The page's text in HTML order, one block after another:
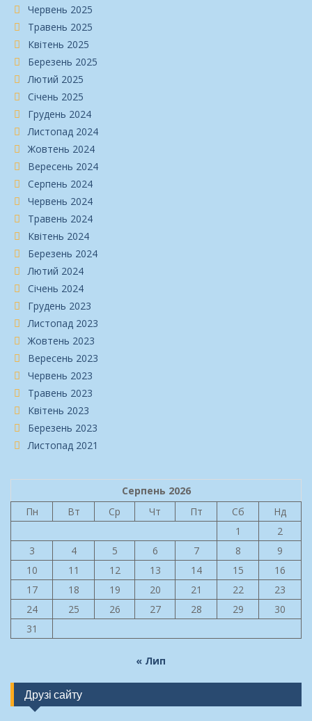
Червень 2025
Травень 2025
Квітень 2025
Березень 2025
Лютий 2025
Січень 2025
Грудень 2024
Листопад 2024
Жовтень 2024
Вересень 2024
Серпень 2024
Червень 2024
Травень 2024
Квітень 2024
Березень 2024
Лютий 2024
Січень 2024
Грудень 2023
Листопад 2023
Жовтень 2023
Вересень 2023
Червень 2023
Травень 2023
Квітень 2023
Березень 2023
Листопад 2021
Серпень 2026
Пн
Вт Ср Чт Пт Сб
Нд
1
2
3
4 5 6 7 8
9
10
11 12 13 14 15
16
17
18 19 20 21 22
23
24
25 26 27 28 29
30
31
« Лип
Друзі сайту